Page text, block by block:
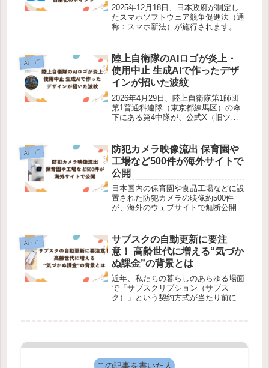
2025年12月18日、日本政府が制定し
たスマホソフトウェア競争促進法（通
称：スマホ新法）が施行されます。こ
広げると同時に、特定の巨大IT企業に
よる独占的な支配を是正するこ...
AI・IT
陸上自衛隊のAIロゴが炎上・
使用中止 生成AIで作ったデザ
インが招いた波紋
2026年4月29日、陸上自衛隊第1師団
第1普通科連隊（東京都練馬区）の傘
下にある第4中隊が、公式X（旧ツイ
で「好戦的だ」「悪趣味」などの強い
批判を浴び、公開からわずか3日...
AI・IT
防犯カメラ映像流出 保育園や
工場など500件が海外サイトで
公開
日本国内の保育園や食品工場などに設
置された防犯カメラの映像約500件
が、海外のウェブサイトで無断公開さ
ドマイクロ」（東京都）の共同調査に
よると、映像の多くは防犯や見守りを
目...
AI・IT
サブスクの自動更新に要注
意！ 高齢世代に増える“気づか
ぬ課金”の背景とは
近年、私たちの暮らしのあらゆる場面
で「サブスクリプション（サブス
ク）」という契約方式が当たり前にな
この記事を書いた人